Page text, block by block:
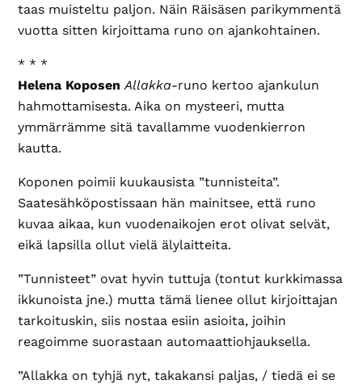
taas muisteltu paljon. Näin Räisäsen parikymmentä
vuotta sitten kirjoittama runo on ajankohtainen.
* * *
Helena Koposen Allakka-runo kertoo ajankulun
hahmottamisesta. Aika on mysteeri, mutta
ymmärrämme sitä tavallamme vuodenkierron
kautta.
Koponen poimii kuukausista ”tunnisteita”.
Saatesähköpostissaan hän mainitsee, että runo
kuvaa aikaa, kun vuodenaikojen erot olivat selvät,
eikä lapsilla ollut vielä älylaitteita.
”Tunnisteet” ovat hyvin tuttuja (tontut kurkkimassa
ikkunoista jne.) mutta tämä lienee ollut kirjoittajan
tarkoituskin, siis nostaa esiin asioita, joihin
reagoimme suorastaan automaattiohjauksella.
”Allakka on tyhjä nyt, takakansi paljas, / tiedä ei se